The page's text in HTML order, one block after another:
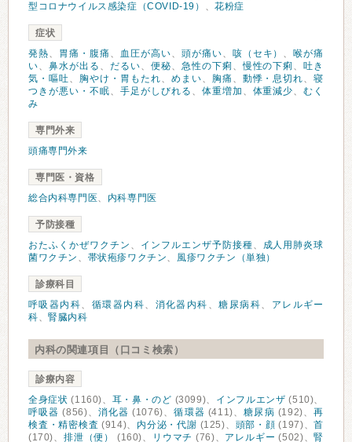
型コロナウイルス感染症（COVID-19） 、花粉症
症状
発熱、 胃痛・腹痛 、 血圧が高い、 頭が痛い、 咳（セキ） 、喉が痛
い、 鼻水が出る 、 だるい、 便秘、 急性の下痢 、慢性の下痢 、吐き
気・嘔吐、 胸やけ・胃もたれ、 めまい、 胸痛 、 動悸・息切れ、寝
つきが悪い・不眠、 手足がしびれる 、 体重増加 、 体重減少、むく
み
専門外来
頭痛専門外来
専門医・資格
総合内科専門医、 内科専門医
予防接種
おたふくかぜワクチン 、 インフルエンザ予防接種、
成人用肺炎球
菌ワクチン 、 帯状疱疹ワクチン、 風疹ワクチン（単独）
診療科目
呼吸器内科、 循環器内科、 消化器内科 、糖尿病科、 アレルギー
科、腎臓内科
内科の関連項目（口コミ検索）
診療内容
全身症状 (1160)、 耳・鼻・のど (3099)、 インフルエンザ (510)、
呼吸器 (856)、 消化器 (1076)、循環器 (411)、糖尿病 (192)、再
検査・精密検査 (914)、 内分泌・代謝 (125)、 頭部・顔 (197)、首
(170)、排泄（便） (160)、 リウマチ (76)、 アレルギー (502)、腎